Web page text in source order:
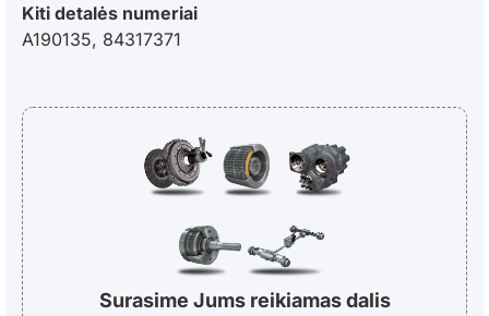
Kiti detalės numeriai
A190135, 84317371
Surasime Jums reikiamas dalis